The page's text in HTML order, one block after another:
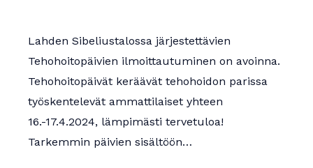
Lahden Sibeliustalossa järjestettävien
Tehohoitopäivien ilmoittautuminen on avoinna.
Tehohoitopäivät keräävät tehohoidon parissa
työskentelevät ammattilaiset yhteen
16.-17.4.2024, lämpimästi tervetuloa!
Tarkemmin päivien sisältöön…